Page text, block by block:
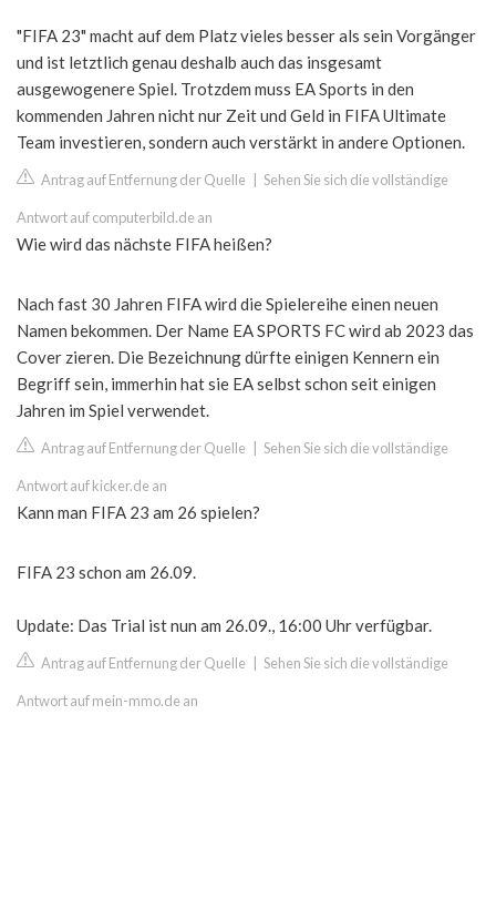
"FIFA 23" macht auf dem Platz vieles besser als sein Vorgänger
und ist letztlich genau deshalb auch das insgesamt
ausgewogenere Spiel. Trotzdem muss EA Sports in den
kommenden Jahren nicht nur Zeit und Geld in FIFA Ultimate
Team investieren, sondern auch verstärkt in andere Optionen.
Antrag auf Entfernung der Quelle Sehen Sie sich die vollständige
Antwort auf computerbild.de an
Wie wird das nächste FIFA heißen?
Nach fast 30 Jahren FIFA wird die Spielereihe einen neuen
Namen bekommen. Der Name EA SPORTS FC wird ab 2023 das
Cover zieren. Die Bezeichnung dürfte einigen Kennern ein
Begriff sein, immerhin hat sie EA selbst schon seit einigen
Jahren im Spiel verwendet.
Antrag auf Entfernung der Quelle Sehen Sie sich die vollständige
Antwort auf kicker.de an
Kann man FIFA 23 am 26 spielen?
FIFA 23 schon am 26.09.
Update: Das Trial ist nun am 26.09., 16:00 Uhr verfügbar.
Antrag auf Entfernung der Quelle Sehen Sie sich die vollständige
Antwort auf mein-mmo.de an